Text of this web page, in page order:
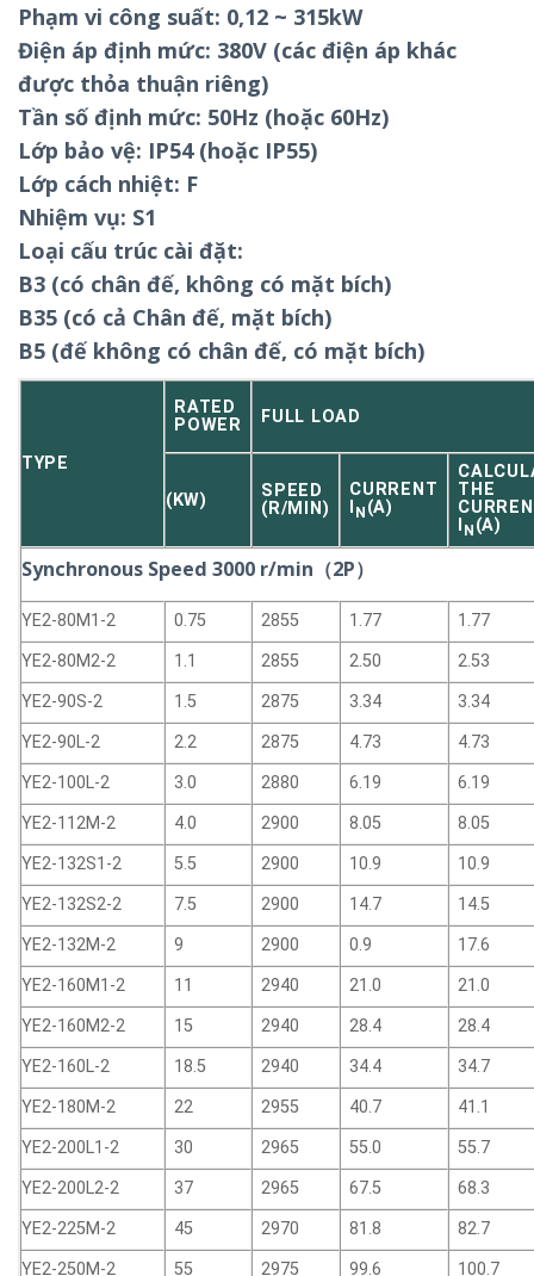
Phạm vi công suất: 0,12 ~ 315kW
Điện áp định mức: 380V (các điện áp khác
được thỏa thuận riêng)
Tần số định mức: 50Hz (hoặc 60Hz)
Lớp bảo vệ: IP54 (hoặc IP55)
Lớp cách nhiệt: F
Nhiệm vụ: S1
Loại cấu trúc cài đặt:
B3 (có chân đế, không có mặt bích)
B35 (có cả Chân đế, mặt bích)
B5 (đế không có chân đế, có mặt bích)
TYPE
RATED
POWER
FULL LOAD
(KW)
SPEED
(R/MIN)
CURRENT
N (A)
THE
N (A)
Synchronous Speed 3000 r/min（2P）
YE2-80M1-2 0.75 2855 1.77
1.77
YE2-80M2-2
1.1 2855 2.50
2.53
YE2-90S-2
1.5 2875 3.34
3.34
YE2-90L-2
2.2 2875 4.73
4.73
YE2-100L-2
3.0 2880 6.19
6.19
YE2-112M-2
4.0 2900 8.05
8.05
YE2-132S1-2
5.5 2900 10.9
10.9
YE2-132S2-2
7.5 2900 14.7
14.5
YE2-132M-2
9 2900 0.9
17.6
YE2-160M1-2
11 2940 21.0
21.0
YE2-160M2-2
15 2940 28.4
28.4
YE2-160L-2
18.5 2940 34.4
34.7
YE2-180M-2
22 2955 40.7
41.1
YE2-200L1-2
30 2965 55.0
55.7
YE2-200L2-2
37 2965 67.5
68.3
YE2-225M-2
45 2970 81.8
82.7
YE2-250M-2
55 2975 99.6 100.7